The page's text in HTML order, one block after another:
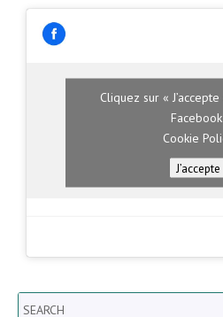
Cliquez sur «
Facebook
Cookie
J’accepte
Search